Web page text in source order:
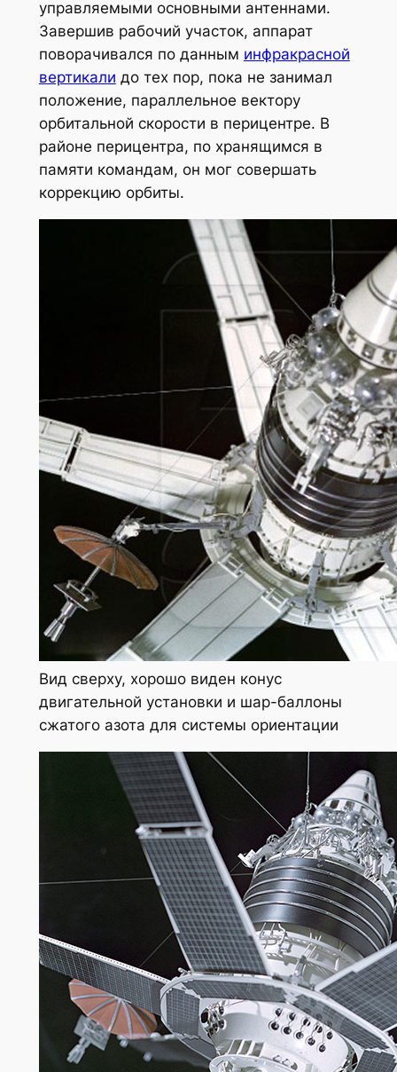
управляемыми основными антеннами.
Завершив рабочий участок, аппарат
поворачивался по данным инфракрасной
вертикали до тех пор, пока не занимал
положение, параллельное вектору
орбитальной скорости в перицентре. В
районе перицентра, по хранящимся в
памяти командам, он мог совершать
коррекцию орбиты.
Вид сверху, хорошо виден конус
двигательной установки и шар-баллоны
сжатого азота для системы ориентации